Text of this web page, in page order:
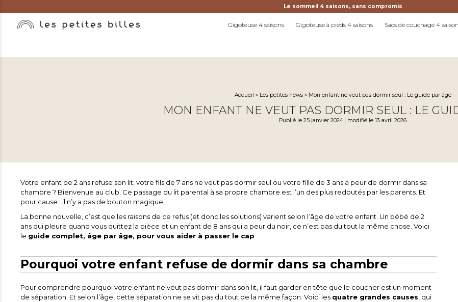
Le sommeil 4 saisons, sans compromis
Gigoteuse 4 saisons Gigoteuse à pieds 4 saisons Sacs de couchage 4
Accueil » Les petites news» Mon enfant ne veut pas dormir seul : Le guide par âge
MON ENFANT NE VEUT PAS DORMIR SEUL : LE
Publié le 25 janvier 2024 | modifié le 13 avril 2026
Votre enfant de 2 ans refuse son lit, votre fils de 7 ans ne veut pas dormir seul ou votre fille de 3 ans a peur de dormir dans sa
chambre ? Bienvenue au club. Ce passage du lit parental à sa propre chambre est l’un des plus redoutés par les parents. Et
pour cause : il n’y a pas de bouton magique.
La bonne nouvelle, c’est que les raisons de ce refus (et donc les solutions) varient selon l’âge de votre enfant. Un bébé de 2
ans qui pleure quand vous quittez la pièce et un enfant de 8 ans qui a peur du noir, ce n’est pas du tout la même chose. Voici
le guide complet, âge par âge, pour vous aider à passer le cap
Pourquoi votre enfant refuse de dormir dans sa chambre
Pour comprendre pourquoi votre enfant ne veut pas dormir dans son lit, il faut garder en tête que le coucher est un moment
de séparation. Et selon l’âge, cette séparation ne se vit pas du tout de la même façon. Voici les quatre grandes causes, qui